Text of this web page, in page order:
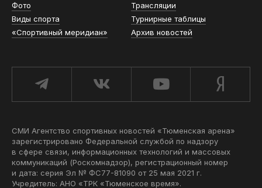
Фото
Трансляции
Виды спорта
Турнирные таблицы
«Спортивный меридиан»
Архив новостей
СМИ Агентство спортивных новостей «Тюменская арена»
зарегистрировано Федеральной службой по надзору
в сфере связи, информационных технологий и массовых
коммуникаций (Роскомнадзор), регистрационный номер
и дата: серия Эл № ФС77-81090 от 25 мая 2021 г.
Учредитель: АНО «ТРК «Тюменское время».